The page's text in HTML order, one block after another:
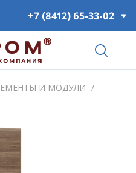
+7 (8412) 65-33-02
И МОДУЛИ /